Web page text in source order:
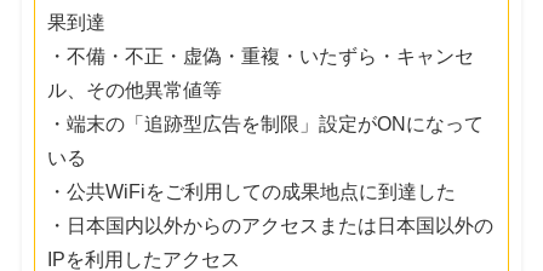
果到達
・不備・不正・虚偽・重複・いたずら・キャンセ
ル、その他異常値等
・端末の「追跡型広告を制限」設定がONになって
いる
・公共WiFiをご利用しての成果地点に到達した
・日本国内以外からのアクセスまたは日本国以外の
IPを利用したアクセス